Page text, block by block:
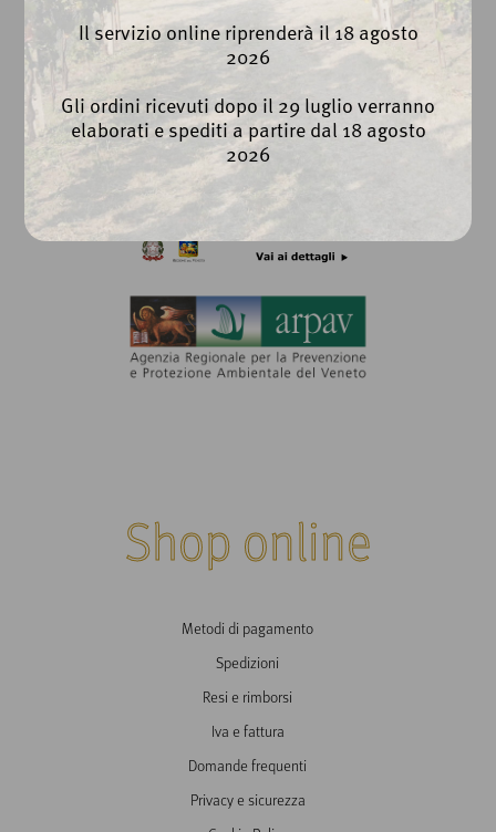
Privacy Policy
Cookie Policy
Shop online
Metodi di pagamento
Spedizioni
Resi e rimborsi
Iva e fattura
Domande frequenti
Privacy e sicurezza
Il servizio online riprenderà il 18 agosto
2026
Gli ordini ricevuti dopo il 29 luglio verranno
elaborati e spediti a partire dal 18 agosto
2026